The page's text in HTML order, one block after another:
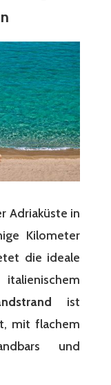
Adriaküste in
Kilometer
die ideale
ist
mit flachem
und